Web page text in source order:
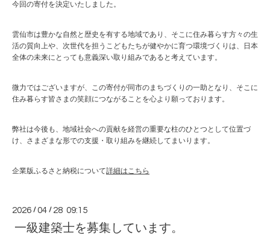
今回の寄付を決定いたしました。
雲仙市は豊かな自然と歴史を有する地域であり、そこに住み暮らす方々の生
活の質向上や、次世代を担うこどもたちが健やかに育つ環境づくりは、日本
全体の未来にとっても意義深い取り組みであると考えています。
微力ではございますが、この寄付が同市のまちづくりの一助となり、そこに
住み暮らす皆さまの笑顔につながることを心より願っております。
弊社は今後も、地域社会への貢献を経営の重要な柱のひとつとして位置づ
け、さまざまな形での支援・取り組みを継続してまいります。
企業版ふるさと納税について詳細はこちら
2026 /04 / 28 09:15
一級建築士を募集しています。